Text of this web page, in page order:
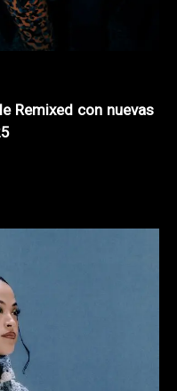
Remixed con nuevas